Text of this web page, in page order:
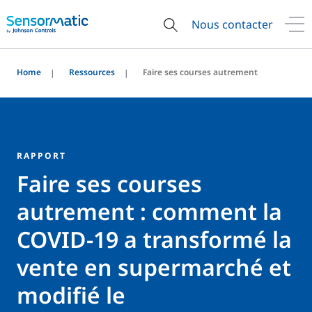
Nous contacter
Home Ressources Faire ses courses autrement
RAPPORT
Faire ses courses
autrement : comment la
COVID-19 a transformé la
vente en supermarché et
modifié le